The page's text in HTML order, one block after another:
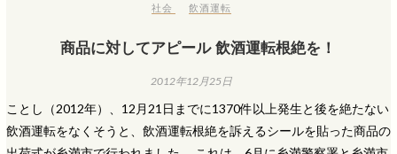
社会 飲酒運転
商品に対してアピール 飲酒運転根絶を！
2012年12月25日
ことし（2012年）、12月21日までに1370件以上発生と後を絶たない
飲酒運転をなくそうと、飲酒運転根絶を訴えるシールを貼った商品の